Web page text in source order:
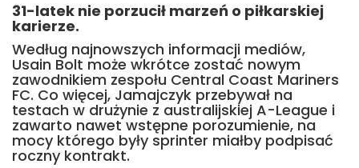
31-latek nie porzucił marzeń o piłkarskiej
karierze.
Według najnowszych informacji mediów,
Usain Bolt może wkrótce zostać nowym
zawodnikiem zespołu Central Coast Mariners
FC. Co więcej, Jamajczyk przebywał na
testach w drużynie z australijskiej A-League i
zawarto nawet wstępne porozumienie, na
mocy którego były sprinter miałby podpisać
roczny kontrakt.